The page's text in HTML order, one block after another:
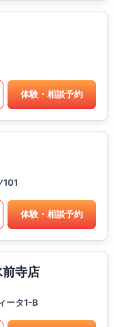
体験・相談予約
101
体験・相談予約
寺店
ータ1-B